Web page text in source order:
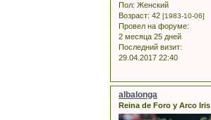
Пол: Женский
Возраст: 42 [1983-10-06]
Провел на форуме:
2 месяца 25 дней
Последний визит:
29.04.2017 22:40
albalonga
Reina de Foro y Arco Iris